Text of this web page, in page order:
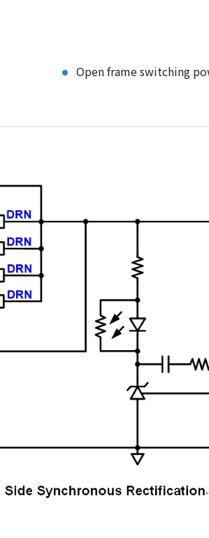
Open frame switching